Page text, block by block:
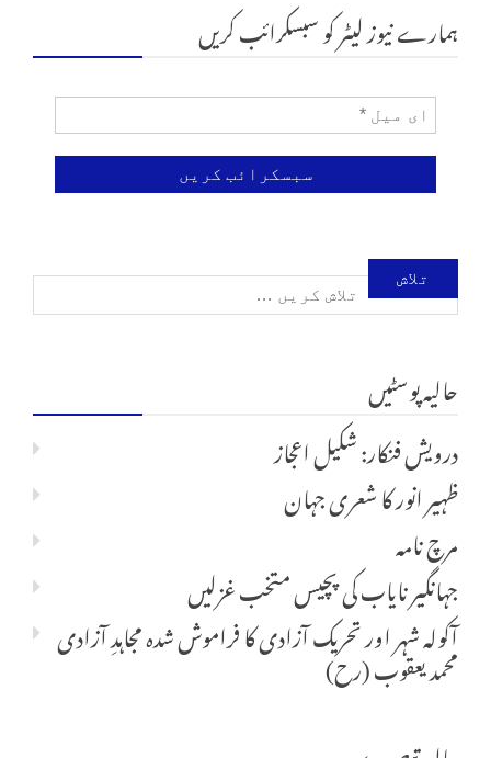
ہمارے نیوز لیٹر کو سبسکرائب کریں
تلاش
برائے:
حالیہ پوسٹیں
درویش فنکار: شکیل اعجاز
ظہیر انور کا شعری جہان
مرچ نامہ
جہانگیر نایاب کی پچیس متخب غزلیں
آکولہ شہر اور تحریک آزادی کا فراموش شدہ مجاہدِ آزادی
محمد یعقوب (رح)